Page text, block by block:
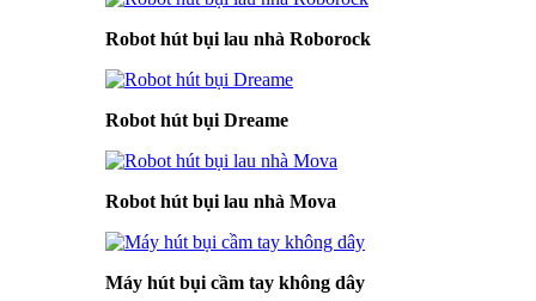
Robot hút bụi lau nhà Roborock
Robot hút bụi Dreame
Robot hút bụi lau nhà Mova
Máy hút bụi cầm tay không dây